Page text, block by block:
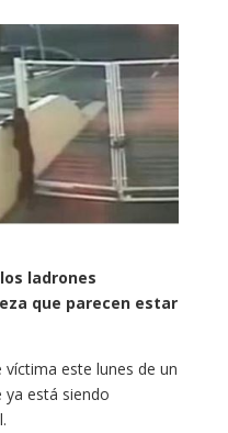
ladrones
que parecen estar
este lunes de un
ya está siendo